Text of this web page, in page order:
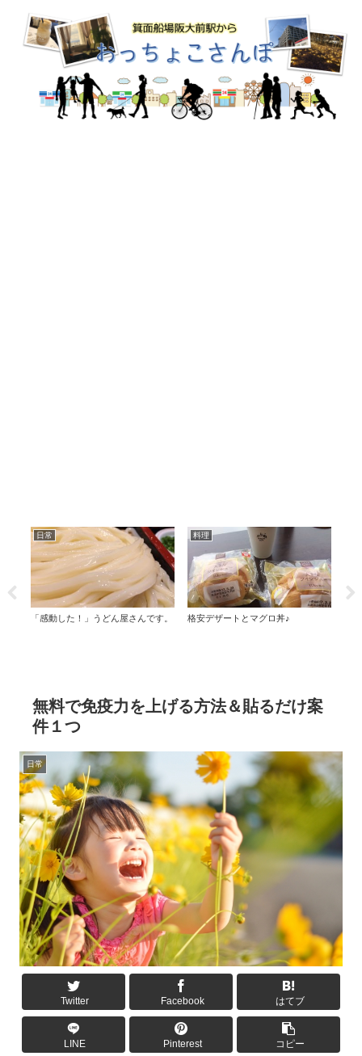
日常
「感動した！」うどん屋さんです。
料理
格安デザートとマグロ丼♪
無料で免疫力を上げる方法＆貼るだけ案
件１つ
日常
Twitter Facebook はてブ
LINE Pinterest コピー